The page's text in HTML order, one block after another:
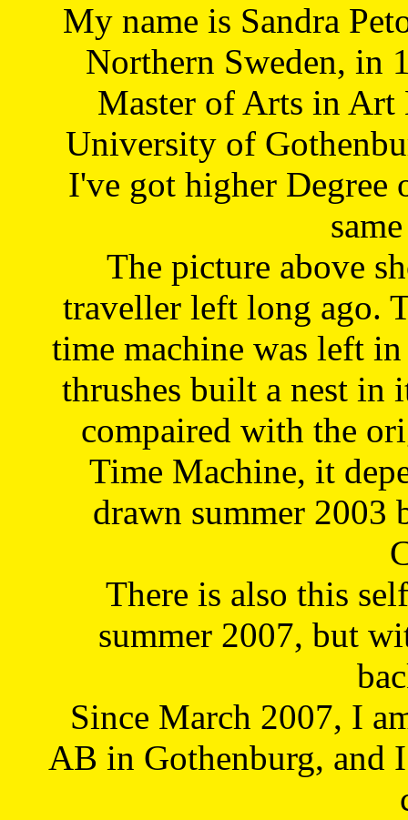
My name is Sandra
Northern Sweden, in
Master of Arts in Art
University of
I've got higher Degree
The picture above
traveller left long ago.
time machine was left
thrushes built a nest in
compaired with the
Time Machine, it
drawn summer 2003
There is also this
summer 2007, but
Since March 2007, I
AB in Gothenburg, and